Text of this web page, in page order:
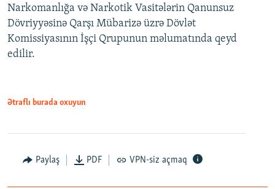
Narkomanlığa və Narkotik Vasitələrin Qanunsuz
Dövriyyəsinə Qarşı Mübarizə üzrə Dövlət
Komissiyasının İşçi Qrupunun məlumatında qeyd
edilir.
Ətraflı burada oxuyun
Paylaş PDF VPN-siz açmaq